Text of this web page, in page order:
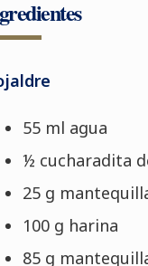
55 ml agua
½ cucharadita
25 g
100 g harina
85 g